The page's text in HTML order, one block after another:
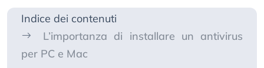
Indice dei contenuti
L’importanza di installare un antivirus
per PC e Mac